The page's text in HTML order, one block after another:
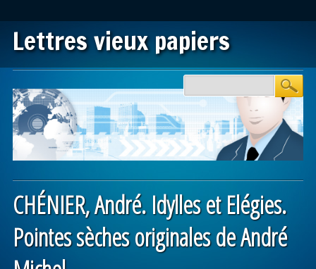
Lettres vieux papiers
Main menu
CHÉNIER, André. Idylles et Elégies.
Pointes sèches originales de André